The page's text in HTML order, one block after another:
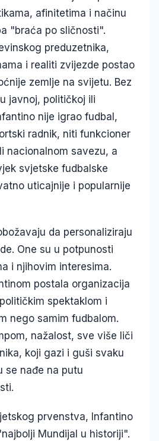
afinitetima i načinu
"braća po sličnosti".
preduzetnika,
i realiti zvijezde postao
zemlje na svijetu. Bez
javnoj, političkoj ili
nije igrao fudbal,
radnik, niti funkcioner
nacionalnom savezu, a
svjetske fudbalske
uticajnije i popularnije
da personaliziraju
One su u potpunosti
i njihovim interesima.
postala organizacija
spektaklom i
nego samim fudbalom.
nažalost, sve više liči
koji gazi i guši svaku
se nađe na putu
prvenstva, Infantino
Mundijal u historiji".